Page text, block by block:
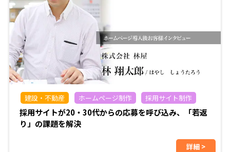
建設・不動産 ホームページ制作 採用サイト制作
採用サイトが20・30代からの応募を呼び込み、「若返
り」の課題を解決
詳細 >